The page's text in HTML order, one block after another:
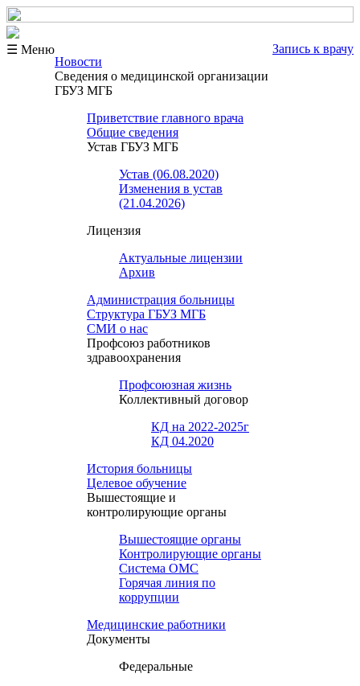
☰ Меню
Запись к врачу
Новости
Сведения о медицинской организации
ГБУЗ МГБ
Приветствие главного врача
Общие сведения
Устав ГБУЗ МГБ
Устав (06.08.2020)
Изменения в устав
(21.04.2026)
Лицензия
Актуальные лицензии
Архив
Администрация больницы
Структура ГБУЗ МГБ
СМИ о нас
Профсоюз работников
здравоохранения
Профсоюзная жизнь
Коллективный договор
КД на 2022-2025г
КД 04.2020
История больницы
Целевое обучение
Вышестоящие и
контролирующие органы
Вышестоящие органы
Контролирующие органы
Система ОМС
Горячая линия по
коррупции
Медицинские работники
Документы
Федеральные